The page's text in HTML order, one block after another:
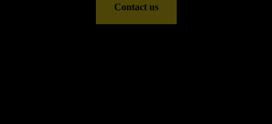
Contact us